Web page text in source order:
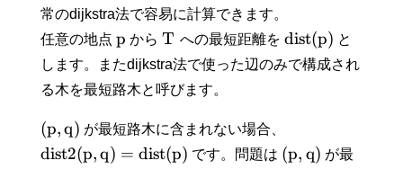
常のdijkstra法で容易に計算できます。
任意の地点 p から T への最短距離をdist(p) と
します。またdijkstra法で使った辺のみで構成され
る木を最短路木と呼びます。
(p,q) が最短路木に含まれない場合、
dist2(p,q) = dist(p) です。問題は (p, q) が最